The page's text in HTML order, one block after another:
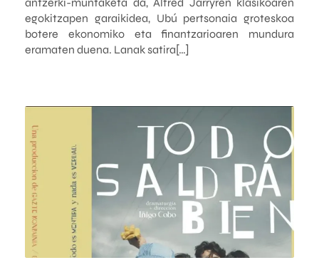
egokitzapen garaikidea, Ubú pertsonaia groteskoa
botere ekonomiko eta finantzarioaren mundura
eramaten duena. Lanak satira[…]